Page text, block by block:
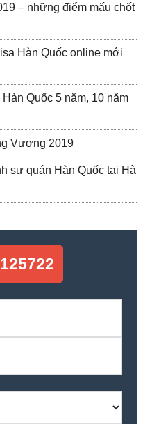
– những điểm mấu chốt
Hàn Quốc online mới
Quốc 5 năm, 10 năm
Vương 2019
sự quán Hàn Quốc tại Hà